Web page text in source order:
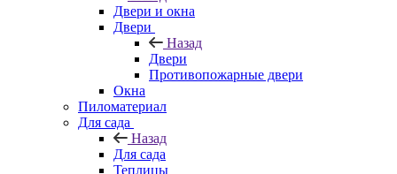
Двери и окна
Двери
Назад
Двери
Противопожарные двери
Окна
Пиломатериал
Для сада
Назад
Для сада
Теплицы